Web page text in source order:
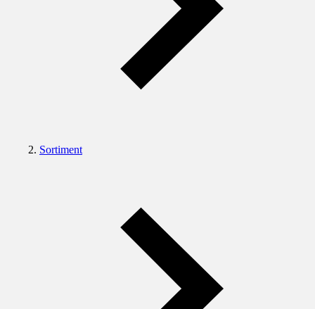
Sortiment